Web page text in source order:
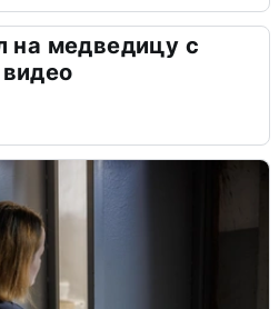
на медведицу с